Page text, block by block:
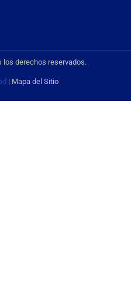
los derechos reservados.
| Mapa del Sitio